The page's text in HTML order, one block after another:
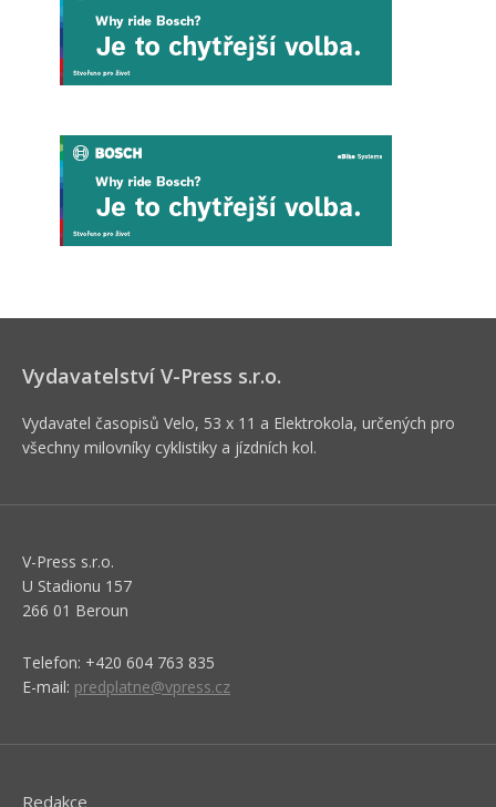
Vydavatelství V-Press s.r.o.
Vydavatel časopisů Velo, 53 x 11 a Elektrokola, určených pro
všechny milovníky cyklistiky a jízdních kol.
V-Press s.r.o.
U Stadionu 157
266 01 Beroun
Telefon: +420 604 763 835
E-mail: predplatne@vpress.cz
Redakce